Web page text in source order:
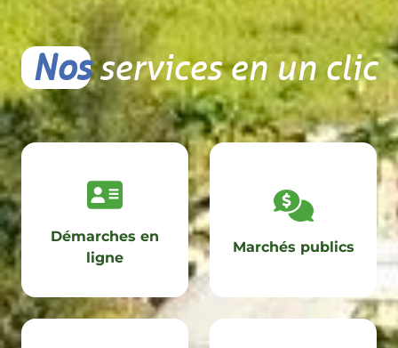
Nosservices en un clic
Démarches en
ligne
Marchés publics